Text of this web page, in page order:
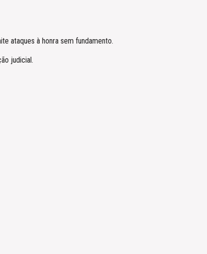
ataques à honra sem fundamento.
judicial.